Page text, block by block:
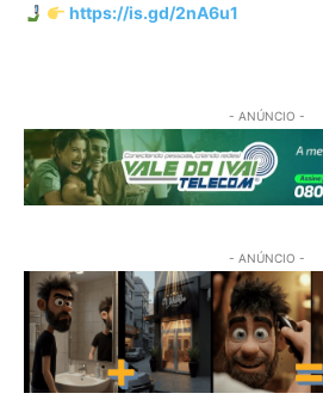
https://is.gd/2nA6u1
- ANÚNCIO -
- ANÚNCIO -